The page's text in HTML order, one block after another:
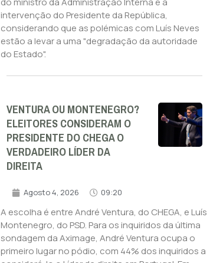
intervenção do Presidente da República,
considerando que as polémicas com Luís Neves
estão a levar a uma "degradação da autoridade
do Estado".
VENTURA OU MONTENEGRO?
ELEITORES CONSIDERAM O
PRESIDENTE DO CHEGA O
VERDADEIRO LÍDER DA
DIREITA
Agosto 4, 2026 09:20
A escolha é entre André Ventura, do CHEGA, e Luís
Montenegro, do PSD. Para os inquiridos da última
sondagem da Aximage, André Ventura ocupa o
primeiro lugar no pódio, com 44% dos inquiridos a